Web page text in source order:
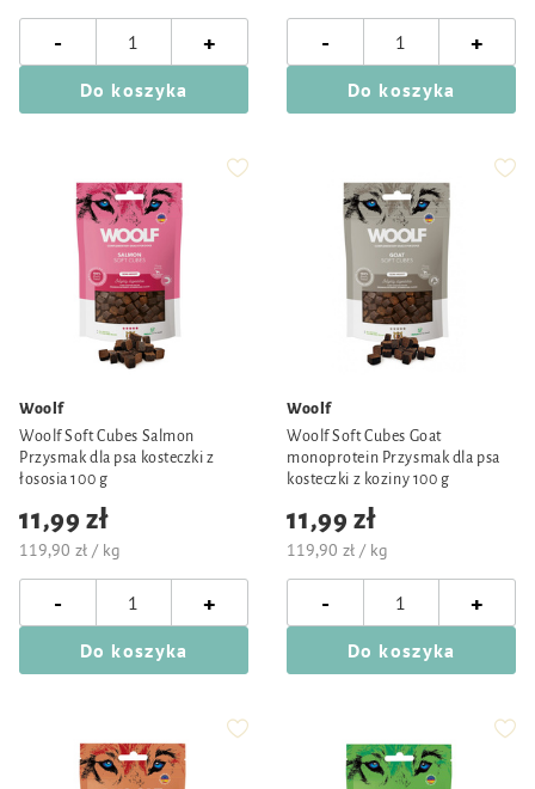
- +
Do koszyka
- +
Do koszyka
Woolf
Woolf Soft Cubes Salmon
Przysmak dla psa kosteczki z
łososia 100 g
11,99 zł
119,90 zł / kg
- +
Do koszyka
Woolf
Woolf Soft Cubes Goat
monoprotein Przysmak dla psa
kosteczki z koziny 100 g
11,99 zł
119,90 zł / kg
- +
Do koszyka